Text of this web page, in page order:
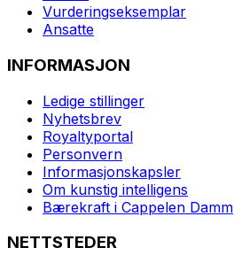
Vurderingseksemplar
Ansatte
INFORMASJON
Ledige stillinger
Nyhetsbrev
Royaltyportal
Personvern
Informasjonskapsler
Om kunstig intelligens
Bærekraft i Cappelen Damm
NETTSTEDER